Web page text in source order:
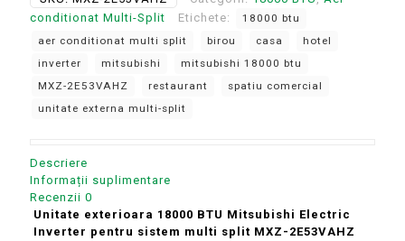
BTU
Mitsubishi
Electric
Inverter
sistem
multi
2E53VAHZ
conditionat Multi-Split
Etichete:
18000 btu
aer conditionat multi split
birou casa
hotel
inverter
mitsubishi
mitsubishi 18000 btu
MXZ-2E53VAHZ
restaurant
spatiu comercial
unitate externa multi-split
Descriere
Informații suplimentare
Recenzii 0
Unitate exterioara 18000 BTU Mitsubishi Electric
Inverter pentru sistem multi split MXZ-2E53VAHZ